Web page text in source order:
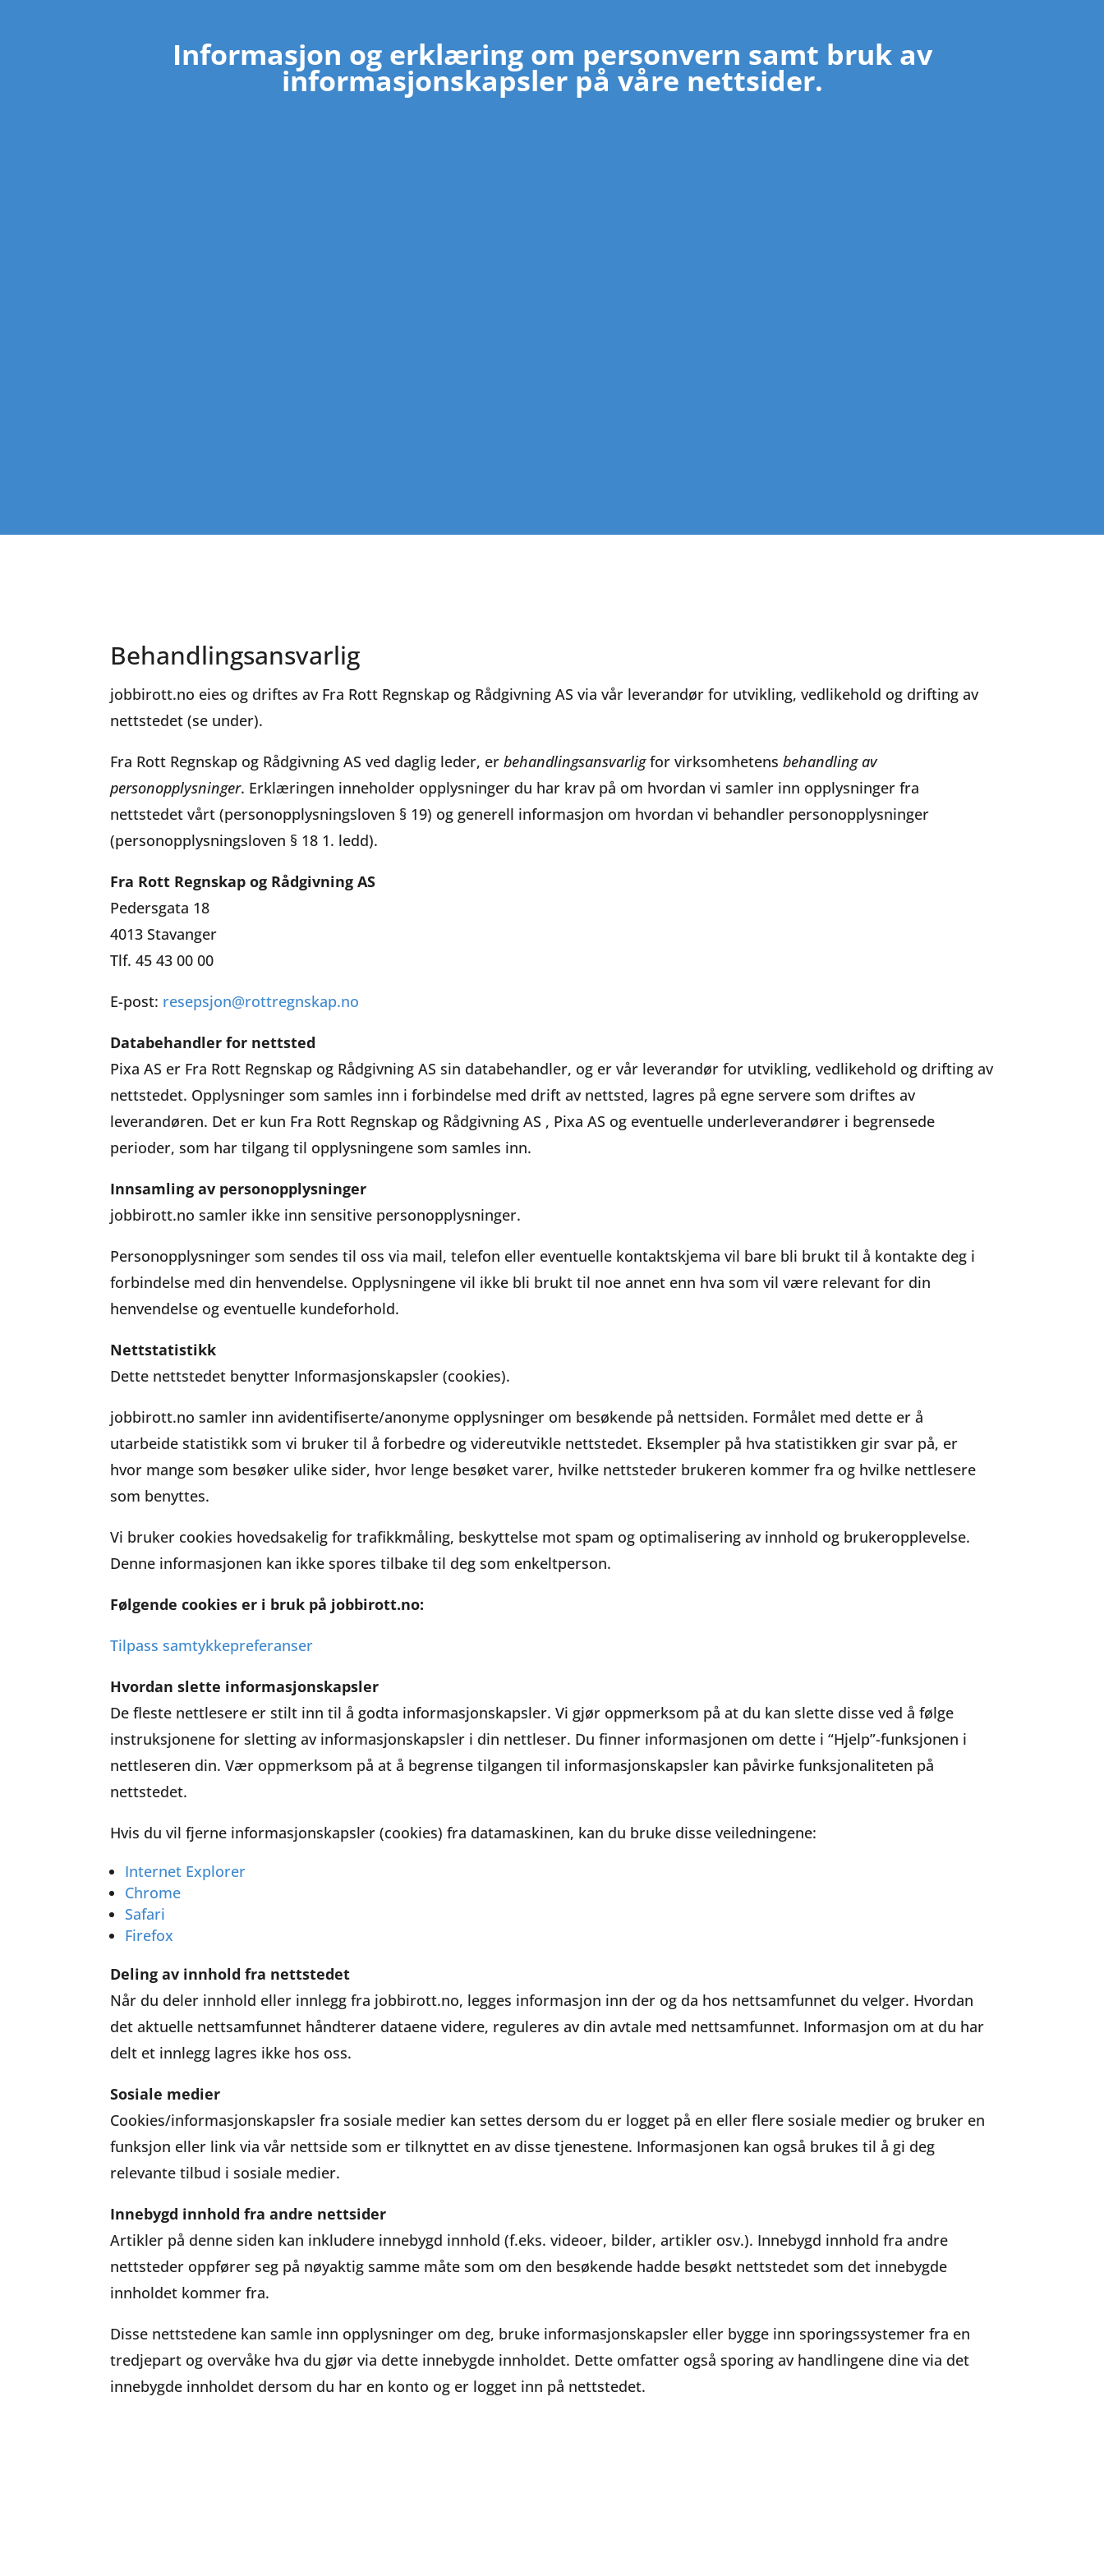
Informasjon og erklæring om personvern samt bruk av
informasjonskapsler på våre nettsider.
Behandlingsansvarlig
jobbirott.no eies og driftes av Fra Rott Regnskap og Rådgivning AS via vår leverandør for utvikling, vedlikehold og drifting av
nettstedet (se under).
Fra Rott Regnskap og Rådgivning AS ved daglig leder, erbehandlingsansvarligfor virksomhetensbehandling av
personopplysninger. Erklæringen inneholder opplysninger du har krav på om hvordan vi samler inn opplysninger fra
nettstedet vårt (personopplysningsloven § 19) og generell informasjon om hvordan vi behandler personopplysninger
(personopplysningsloven § 18 1. ledd).
Fra Rott Regnskap og Rådgivning AS
Pedersgata 18
4013 Stavanger
Tlf. 45 43 00 00
E-post: resepsjon@rottregnskap.no
Databehandler for nettsted
Pixa AS er Fra Rott Regnskap og Rådgivning AS sin databehandler, og er vår leverandør for utvikling, vedlikehold og drifting av
nettstedet. Opplysninger som samles inn i forbindelse med drift av nettsted, lagres på egne servere som driftes av
leverandøren. Det er kun Fra Rott Regnskap og Rådgivning AS , Pixa AS og eventuelle underleverandører i begrensede
perioder, som har tilgang til opplysningene som samles inn.
Innsamling av personopplysninger
jobbirott.no samler ikke inn sensitive personopplysninger.
Personopplysninger som sendes til oss via mail, telefon eller eventuelle kontaktskjema vil bare bli brukt til å kontakte deg i
forbindelse med din henvendelse. Opplysningene vil ikke bli brukt til noe annet enn hva som vil være relevant for din
henvendelse og eventuelle kundeforhold.
Nettstatistikk
Dette nettstedet benytter Informasjonskapsler (cookies).
jobbirott.no samler inn avidentifiserte/anonyme opplysninger om besøkende på nettsiden. Formålet med dette er å
utarbeide statistikk som vi bruker til å forbedre og videreutvikle nettstedet. Eksempler på hva statistikken gir svar på, er
hvor mange som besøker ulike sider, hvor lenge besøket varer, hvilke nettsteder brukeren kommer fra og hvilke nettlesere
som benyttes.
Vi bruker cookies hovedsakelig for trafikkmåling, beskyttelse mot spam og optimalisering av innhold og brukeropplevelse.
Denne informasjonen kan ikke spores tilbake til deg som enkeltperson.
Følgende cookies er i bruk på jobbirott.no:
Tilpass samtykkepreferanser
Hvordan slette informasjonskapsler
De fleste nettlesere er stilt inn til å godta informasjonskapsler. Vi gjør oppmerksom på at du kan slette disse ved å følge
instruksjonene for sletting av informasjonskapsler i din nettleser. Du finner informasjonen om dette i “Hjelp”-funksjonen i
nettleseren din. Vær oppmerksom på at å begrense tilgangen til informasjonskapsler kan påvirke funksjonaliteten på
nettstedet.
Hvis du vil fjerne informasjonskapsler (cookies) fra datamaskinen, kan du bruke disse veiledningene:
Internet Explorer
Chrome
Safari
Firefox
Deling av innhold fra nettstedet
Når du deler innhold eller innlegg fra jobbirott.no, legges informasjon inn der og da hos nettsamfunnet du velger. Hvordan
det aktuelle nettsamfunnet håndterer dataene videre, reguleres av din avtale med nettsamfunnet. Informasjon om at du har
delt et innlegg lagres ikke hos oss.
Sosiale medier
Cookies/informasjonskapsler fra sosiale medier kan settes dersom du er logget på en eller flere sosiale medier og bruker en
funksjon eller link via vår nettside som er tilknyttet en av disse tjenestene. Informasjonen kan også brukes til å gi deg
relevante tilbud i sosiale medier.
Innebygd innhold fra andre nettsider
Artikler på denne siden kan inkludere innebygd innhold (f.eks. videoer, bilder, artikler osv.). Innebygd innhold fra andre
nettsteder oppfører seg på nøyaktig samme måte som om den besøkende hadde besøkt nettstedet som det innebygde
innholdet kommer fra.
Disse nettstedene kan samle inn opplysninger om deg, bruke informasjonskapsler eller bygge inn sporingssystemer fra en
tredjepart og overvåke hva du gjør via dette innebygde innholdet. Dette omfatter også sporing av handlingene dine via det
innebygde innholdet dersom du har en konto og er logget inn på nettstedet.